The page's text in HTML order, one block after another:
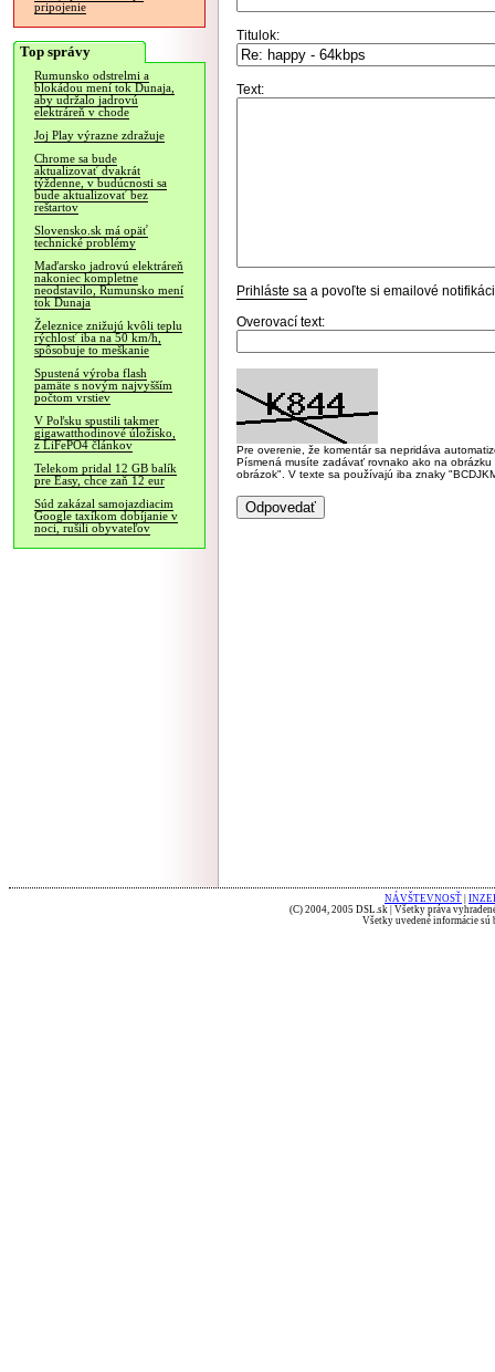
pripojenie
Top správy
Rumunsko odstrelmi a
blokádou mení tok Dunaja,
aby udržalo jadrovú
elektráreň v chode
Joj Play výrazne zdražuje
Chrome sa bude
aktualizovať dvakrát
týždenne, v budúcnosti sa
bude aktualizovať bez
reštartov
Slovensko.sk má opäť
technické problémy
Maďarsko jadrovú elektráreň
nakoniec kompletne
neodstavilo, Rumunsko mení
tok Dunaja
Železnice znižujú kvôli teplu
rýchlosť iba na 50 km/h,
spôsobuje to meškanie
Spustená výroba flash
pamäte s novým najvyšším
počtom vrstiev
V Poľsku spustili takmer
gigawatthodinové úložisko,
z LiFePO4 článkov
Telekom pridal 12 GB balík
pre Easy, chce zaň 12 eur
Súd zakázal samojazdiacim
Google taxíkom dobíjanie v
noci, rušili obyvateľov
Titulok:
Text:
Prihláste sa a povoľte si emailové
Overovací text:
Pre overenie, že komentár sa nepridáva
Písmená musíte zadávať rovnako ako na
obrázok". V texte sa používajú iba znaky
NÁVŠTEVNOSŤ
(C) 2004, 2005 DSL.sk | Všetky práva
Všetky uvedené informácie sú